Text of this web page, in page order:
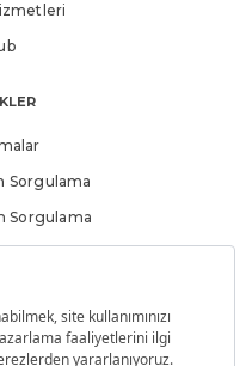
Sorgulama
Sorgulama
Paralar
Sorgulama Ekranı